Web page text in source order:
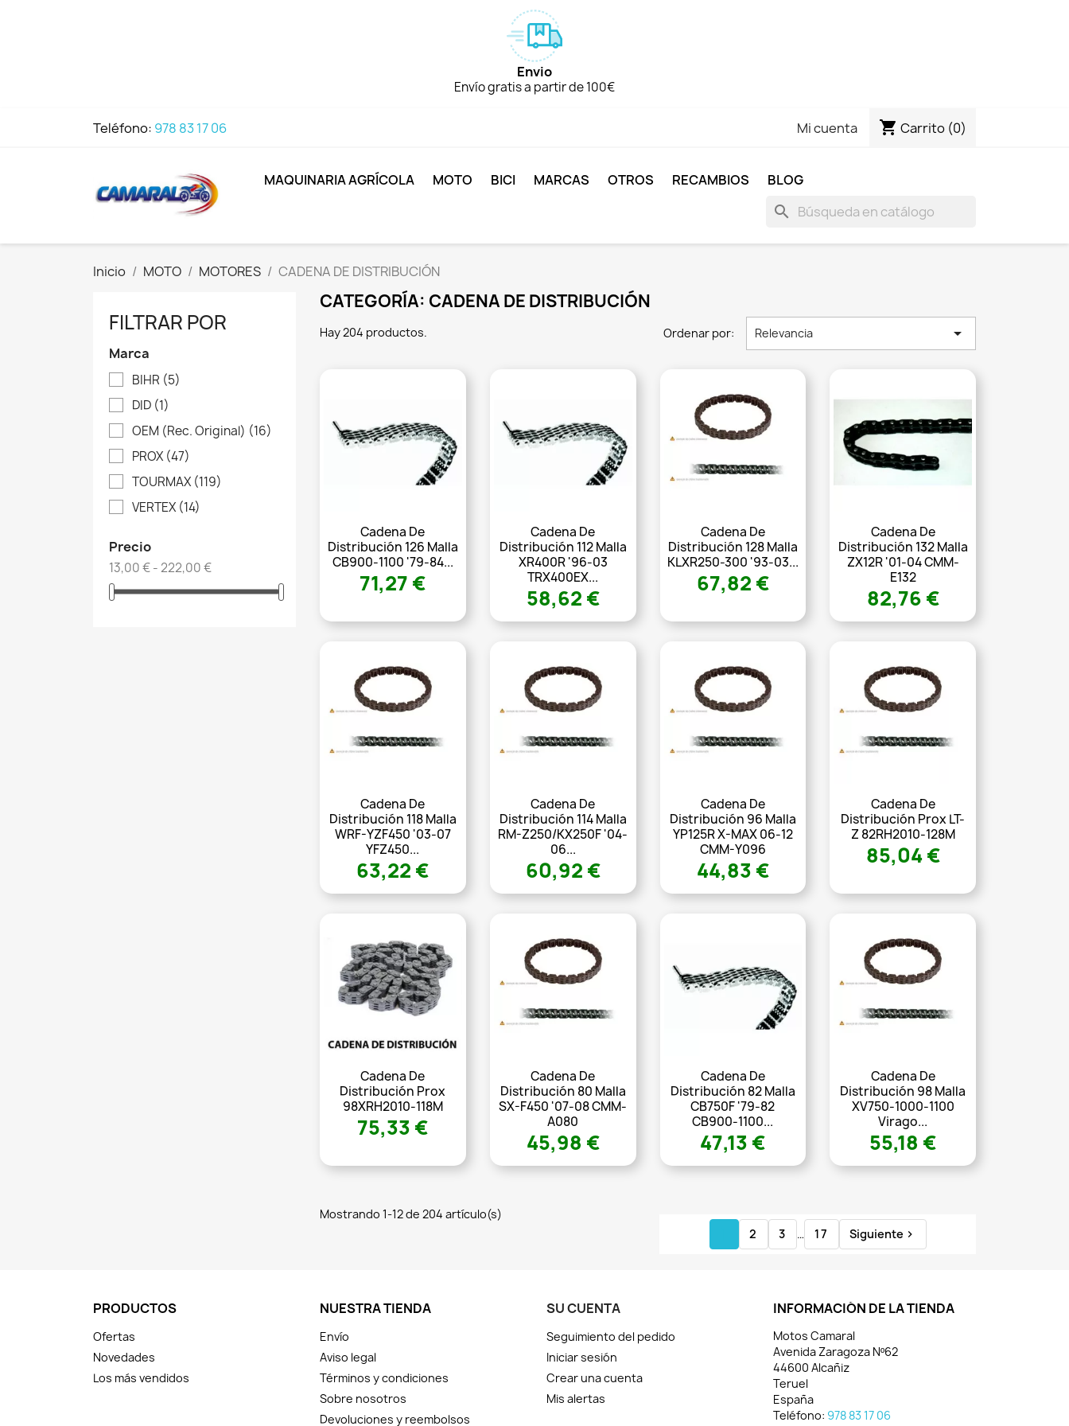
Envio
Envío gratis a partir de 100€
Teléfono: 978 83 17 06 Mi cuenta shopping_cart Carrito (0)
MAQUINARIA AGRÍCOLA MOTO BICI MARCAS OTROS RECAMBIOS BLOG
search
Inicio MOTO MOTORES CADENA DE DISTRIBUCIÓN
FILTRAR POR
Marca
BIHR (5)
DID (1)
OEM (Rec. Original) (16)
PROX (47)
TOURMAX (119)
VERTEX (14)
Precio
13,00 € - 222,00 €
CATEGORÍA: CADENA DE DISTRIBUCIÓN
Hay 204 productos. Ordenar por: Relevancia 
Cadena De
Distribución 126 Malla
CB900-1100 '79-84...
71,27 €
Cadena De
Distribución 112 Malla
XR400R '96-03
TRX400EX...
58,62 €
Cadena De
Distribución 128 Malla
KLXR250-300 '93-03...
67,82 €
Cadena De
Distribución 132 Malla
ZX12R '01-04 CMM-
E132
82,76 €
Cadena De
Distribución 118 Malla
WRF-YZF450 '03-07
YFZ450...
63,22 €
Cadena De
Distribución 114 Malla
RM-Z250/KX250F '04-
06...
60,92 €
Cadena De
Distribución 96 Malla
YP125R X-MAX 06-12
CMM-Y096
44,83 €
Cadena De
Distribución Prox LT-
Z 82RH2010-128M
85,04 €
Cadena De
Distribución Prox
98XRH2010-118M
75,33 €
Cadena De
Distribución 80 Malla
SX-F450 '07-08 CMM-
A080
45,98 €
Cadena De
Distribución 82 Malla
CB750F '79-82
CB900-1100...
47,13 €
Cadena De
Distribución 98 Malla
XV750-1000-1100
Virago...
55,18 €
Mostrando 1-12 de 204 artículo(s)
2 3 … 17 Siguiente 
PRODUCTOS
Ofertas
Novedades
Los más vendidos
NUESTRA TIENDA
Envío
Aviso legal
Términos y condiciones
Sobre nosotros
Devoluciones y reembolsos
SU CUENTA
Seguimiento del pedido
Iniciar sesión
Crear una cuenta
Mis alertas
INFORMACIÓN DE LA TIENDA
Motos Camaral
Avenida Zaragoza Nº62
44600 Alcañiz
Teruel
España
Teléfono: 978 83 17 06